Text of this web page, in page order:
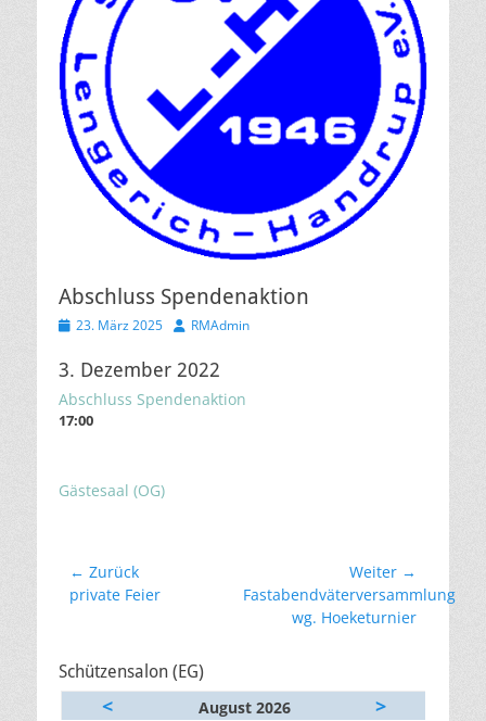
Abschluss Spendenaktion
Veröffentlicht
23. März 2025 AutorRMAdmin
3. Dezember 2022
Abschluss Spendenaktion
17:00
Gästesaal (OG)
Beitragsnavigation
← Zurück
Vorheriger
private Feier
Weiter →
Nächster
Beitrag:
Fastabendväterversammlung
wg. Hoeketurnier
Schützensalon (EG)
< August 2026 >